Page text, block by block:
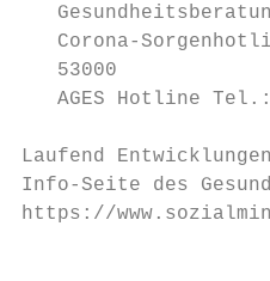
Corona-
   53000
AGES Hotline
Laufend
Info-Seite des
https://